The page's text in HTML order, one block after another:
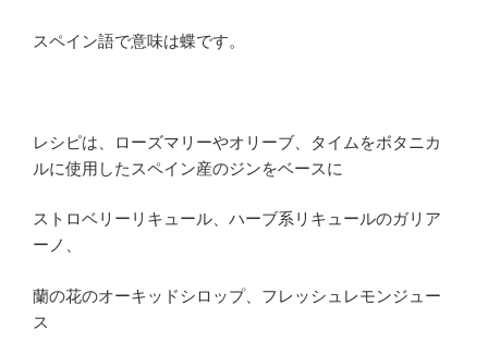
スペイン語で意味は蝶です。
レシピは、ローズマリーやオリーブ、タイムをボタニカ
ルに使用したスペイン産のジンをベースに
ストロベリーリキュール、ハーブ系リキュールのガリア
ーノ、
蘭の花のオーキッドシロップ、フレッシュレモンジュー
ス